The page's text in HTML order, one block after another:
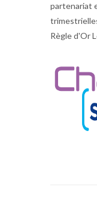
partenariat
Règle d'Or